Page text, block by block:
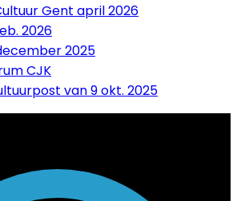
Gent april 2026
2026
2025
CJK
van 9 okt. 2025